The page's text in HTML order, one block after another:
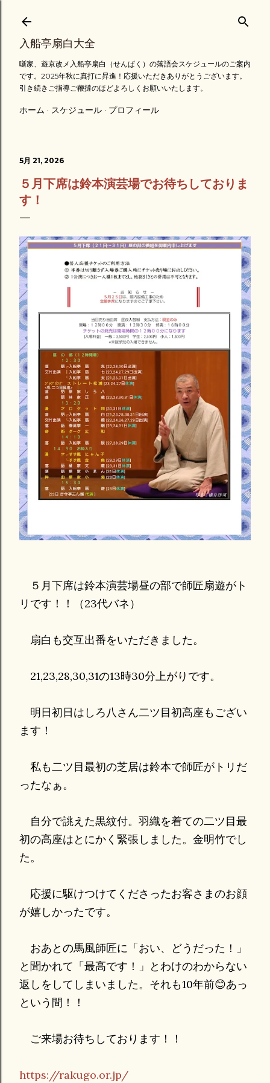
スキップしてメイン コンテンツに移動
入船亭扇白大全
噺家、遊京改メ入船亭扇白（せんぱく）の落語会スケジュールのご案内
です。2025年秋に真打に昇進！応援いただきありがとうございます。
引き続きご指導ご鞭撻のほどよろしくお願いいたします。
ホーム スケジュール プロフィール
5月 21, 2026
５月下席は鈴本演芸場でお待ちしておりま
す！
５月下席は鈴本演芸場昼の部で師匠扇遊がト
リです！！（23代バネ）
扇白も交互出番をいただきました。
21,23,28,30,31の13時30分上がりです。
明日初日はしろ八さん二ツ目初高座もござい
ます！
私も二ツ目最初の芝居は鈴本で師匠がトリだ
ったなぁ。
自分で誂えた黒紋付。羽織を着ての二ツ目最
初の高座はとにかく緊張しました。金明竹でし
た。
応援に駆けつけてくださったお客さまのお顔
が嬉しかったです。
おあとの馬風師匠に「おい、どうだった！」
と聞かれて「最高です！」とわけのわからない
返しをしてしまいました。それも10年前😊あっ
という間！！
ご来場お待ちしております！！
https://rakugo.or.jp/